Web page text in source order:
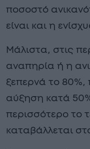
ποσοστό
είναι και η
Μάλιστα, στις
αναπηρία ή η
ξεπερνά το 80%,
αύξηση κατά
περισσότερο το
καταβάλλεται